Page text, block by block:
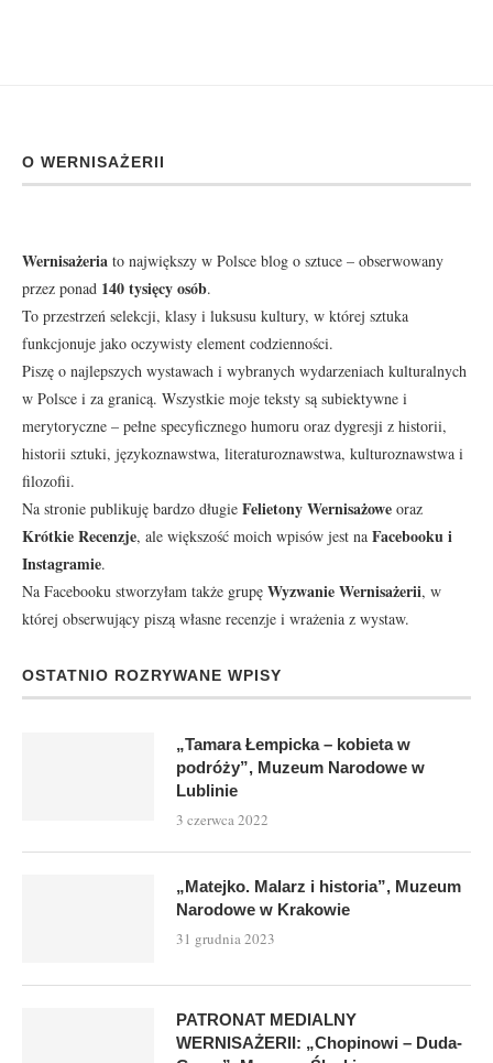
O WERNISAŻERII
Wernisażeria to największy w Polsce blog o sztuce – obserwowany
przez ponad 140 tysięcy osób.
To przestrzeń selekcji, klasy i luksusu kultury, w której sztuka
funkcjonuje jako oczywisty element codzienności.
Piszę o najlepszych wystawach i wybranych wydarzeniach kulturalnych
w Polsce i za granicą. Wszystkie moje teksty są subiektywne i
merytoryczne – pełne specyficznego humoru oraz dygresji z historii,
historii sztuki, językoznawstwa, literaturoznawstwa, kulturoznawstwa i
filozofii.
Na stronie publikuję bardzo długie Felietony Wernisażowe oraz
Krótkie Recenzje, ale większość moich wpisów jest na Facebookui
Instagramie.
Na Facebooku stworzyłam także grupę Wyzwanie Wernisażerii, w
której obserwujący piszą własne recenzje i wrażenia z wystaw.
OSTATNIO ROZRYWANE WPISY
„Tamara Łempicka – kobieta w
podróży”, Muzeum Narodowe w
Lublinie
3 czerwca 2022
„Matejko. Malarz i historia”, Muzeum
Narodowe w Krakowie
31 grudnia 2023
PATRONAT MEDIALNY
WERNISAŻERII: „Chopinowi – Duda-